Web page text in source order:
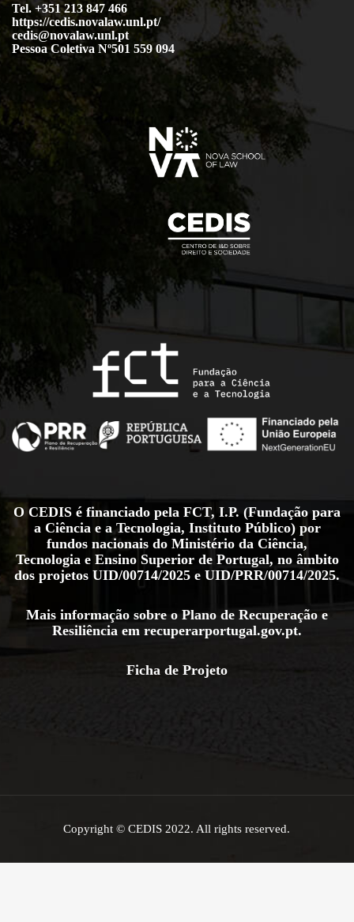
Tel. +351 213 847 466
https://cedis.novalaw.unl.pt/
cedis@novalaw.unl.pt
Pessoa Coletiva Nº501 559 094
O CEDIS é financiado pela FCT, I.P. (Fundação para
a Ciência e a Tecnologia, Instituto Público) por
fundos nacionais do Ministério da Ciência,
Tecnologia e Ensino Superior de Portugal, no âmbito
dos projetos UID/00714/2025 e UID/PRR/00714/2025.
Mais informação sobre o Plano de Recuperação e
Resiliência em recuperarportugal.gov.pt.
Ficha de Projeto
Copyright © CEDIS 2022. All rights reserved.